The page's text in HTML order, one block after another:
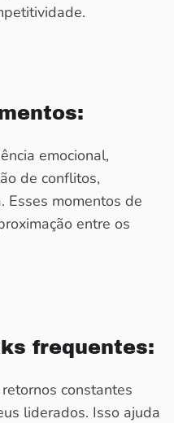
emocional,
de conflitos,
Esses momentos de
entre os
frequentes:
constantes
liderados. Isso ajuda